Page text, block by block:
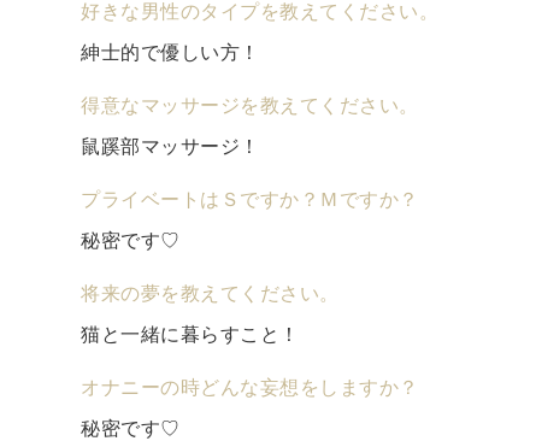
好きな男性のタイプを教えてください。
紳士的で優しい方！
得意なマッサージを教えてください。
鼠蹊部マッサージ！
プライベートはＳですか？Ｍですか？
秘密です♡
将来の夢を教えてください。
猫と一緒に暮らすこと！
オナニーの時どんな妄想をしますか？
秘密です♡